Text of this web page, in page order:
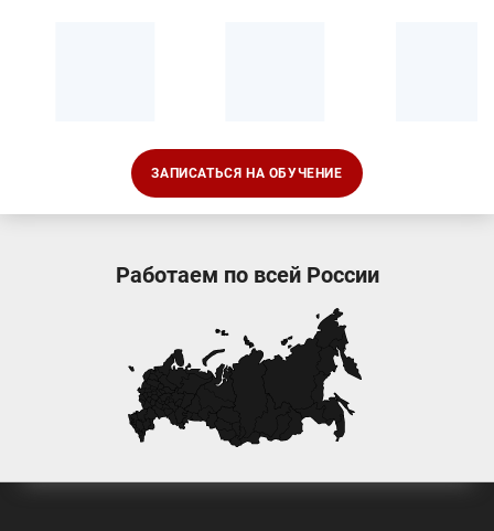
ЗАПИСАТЬСЯ НА ОБУЧЕНИЕ
Работаем по всей России